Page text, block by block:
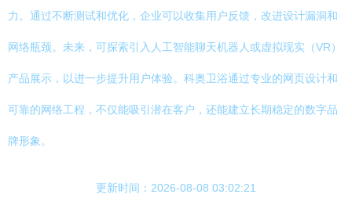
力。通过不断测试和优化，企业可以收集用户反馈，改进设计漏洞和
网络瓶颈。未来，可探索引入人工智能聊天机器人或虚拟现实（VR）
产品展示，以进一步提升用户体验。科奥卫浴通过专业的网页设计和
可靠的网络工程，不仅能吸引潜在客户，还能建立长期稳定的数字品
牌形象。
更新时间：2026-08-08 03:02:21